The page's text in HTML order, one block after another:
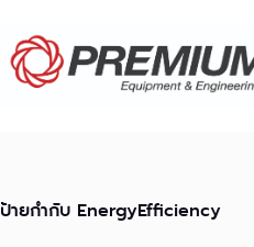
content
ป้ายกำกับ EnergyEfficiency